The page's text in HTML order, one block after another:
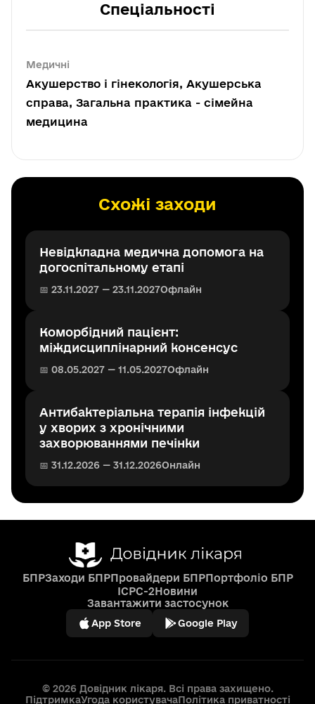
Спеціальності
Медичні
Акушерство і гінекологія, Акушерська
справа, Загальна практика - сімейна
медицина
Схожі заходи
Невідкладна медична допомога на
догоспітальному етапі
📅 23.11.2027 — 23.11.2027Офлайн
Коморбідний пацієнт:
міждисциплінарний консенсус
📅 08.05.2027 — 11.05.2027Офлайн
Антибактеріальна терапія інфекцій
у хворих з хронічними
захворюваннями печінки
📅 31.12.2026 — 31.12.2026Онлайн
БПРЗаходи БПРПровайдери БПРПортфоліо БПР
ICPC-2Новини
Завантажити застосунок
App Store Google Play
© 2026 Довідник лікаря. Всі права захищено.
ПідтримкаУгода користувачаПолітика приватності